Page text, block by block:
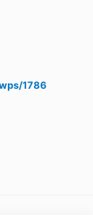
1786